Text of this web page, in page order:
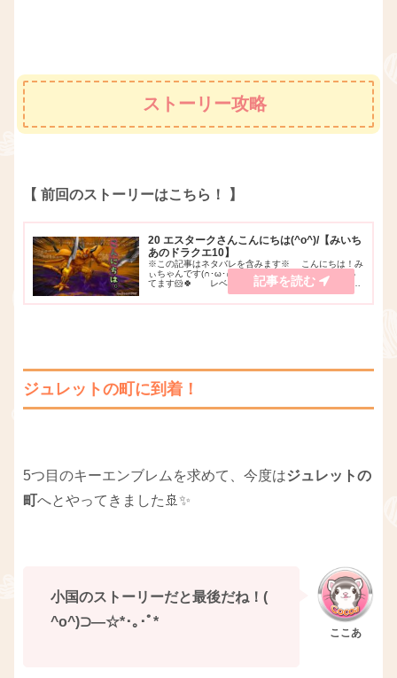
ストーリー攻略
【 前回のストーリーはこちら！ 】
20 エスタークさんこんにちは(^o^)/【みいち
あのドラクエ10】
※この記事はネタバレを含みます※ こんにちは！み
ぃちゃんです(∩･ω･∩)♪YouTubeでゲーム実況をやっ
てます🐹🍀 レベルキャップ解放をしに、落葉の草
原へ向かった時のこと。。 カミハルムイから少し
離れたところにあるんですけど、落ち...
ジュレットの町に到着！
5つ目のキーエンブレムを求めて、今度はジュレットの
町へとやってきました🚢✨
小国のストーリーだと最後だね！(
^o^)⊃―☆*･｡･ﾟ*